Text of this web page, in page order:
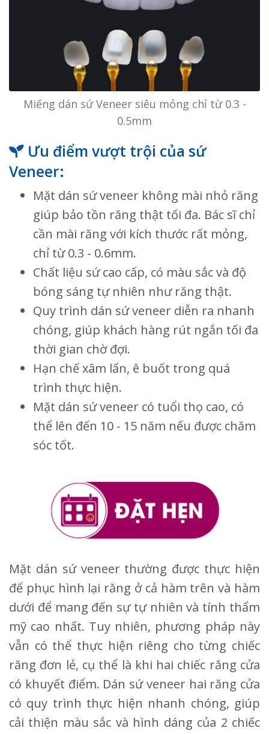
Miếng dán sứ Veneer siêu mỏng chỉ từ 0.3 -
0.5mm
Ưu điểm vượt trội của sứ
Veneer:
Mặt dán sứ veneer không mài nhỏ răng
giúp bảo tồn răng thật tối đa. Bác sĩ chỉ
cần mài răng với kích thước rất mỏng,
chỉ từ 0.3 - 0.6mm.
Chất liệu sứ cao cấp, có màu sắc và độ
bóng sáng tự nhiên như răng thật.
Quy trình dán sứ veneer diễn ra nhanh
chóng, giúp khách hàng rút ngắn tối đa
thời gian chờ đợi.
Hạn chế xâm lấn, ê buốt trong quá
trình thực hiện.
Mặt dán sứ veneer có tuổi thọ cao, có
thể lên đến 10 - 15 năm nếu được chăm
sóc tốt.
Mặt dán sứ veneer thường được thực hiện
để phục hình lại răng ở cả hàm trên và hàm
dưới để mang đến sự tự nhiên và tính thẩm
mỹ cao nhất. Tuy nhiên, phương pháp này
vẫn có thể thực hiện riêng cho từng chiếc
răng đơn lẻ, cụ thể là khi hai chiếc răng cửa
có khuyết điểm. Dán sứ veneer hai răng cửa
có quy trình thực hiện nhanh chóng, giúp
cải thiện màu sắc và hình dáng của 2 chiếc